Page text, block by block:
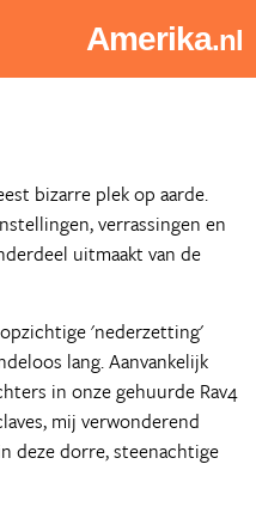
Amerika.nl
bizarre plek op aarde.
verrassingen en
uitmaakt van de
'nederzetting'
lang. Aanvankelijk
in onze gehuurde Rav4
mij verwonderend
deze dorre, steenachtige